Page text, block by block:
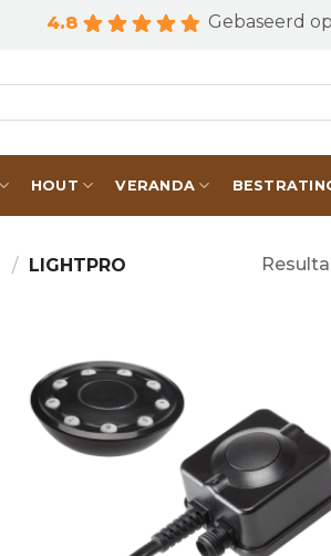
4.8 Gebaseerd
HOUT VERANDA
/ LIGHTPRO